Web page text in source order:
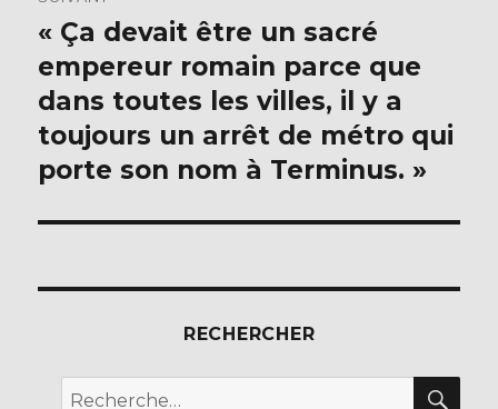
Publication
suivante :
« Ça devait être un sacré
empereur romain parce que
dans toutes les villes, il y a
toujours un arrêt de métro qui
porte son nom à Terminus. »
RECHERCHER
Recherche